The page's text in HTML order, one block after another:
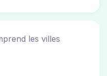
les villes